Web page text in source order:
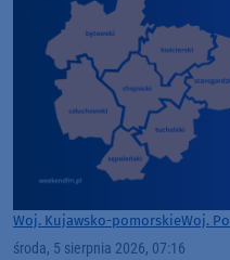
Woj. Kujawsko-pomorskieWoj.
środa, 5 sierpnia 2026, 07:16